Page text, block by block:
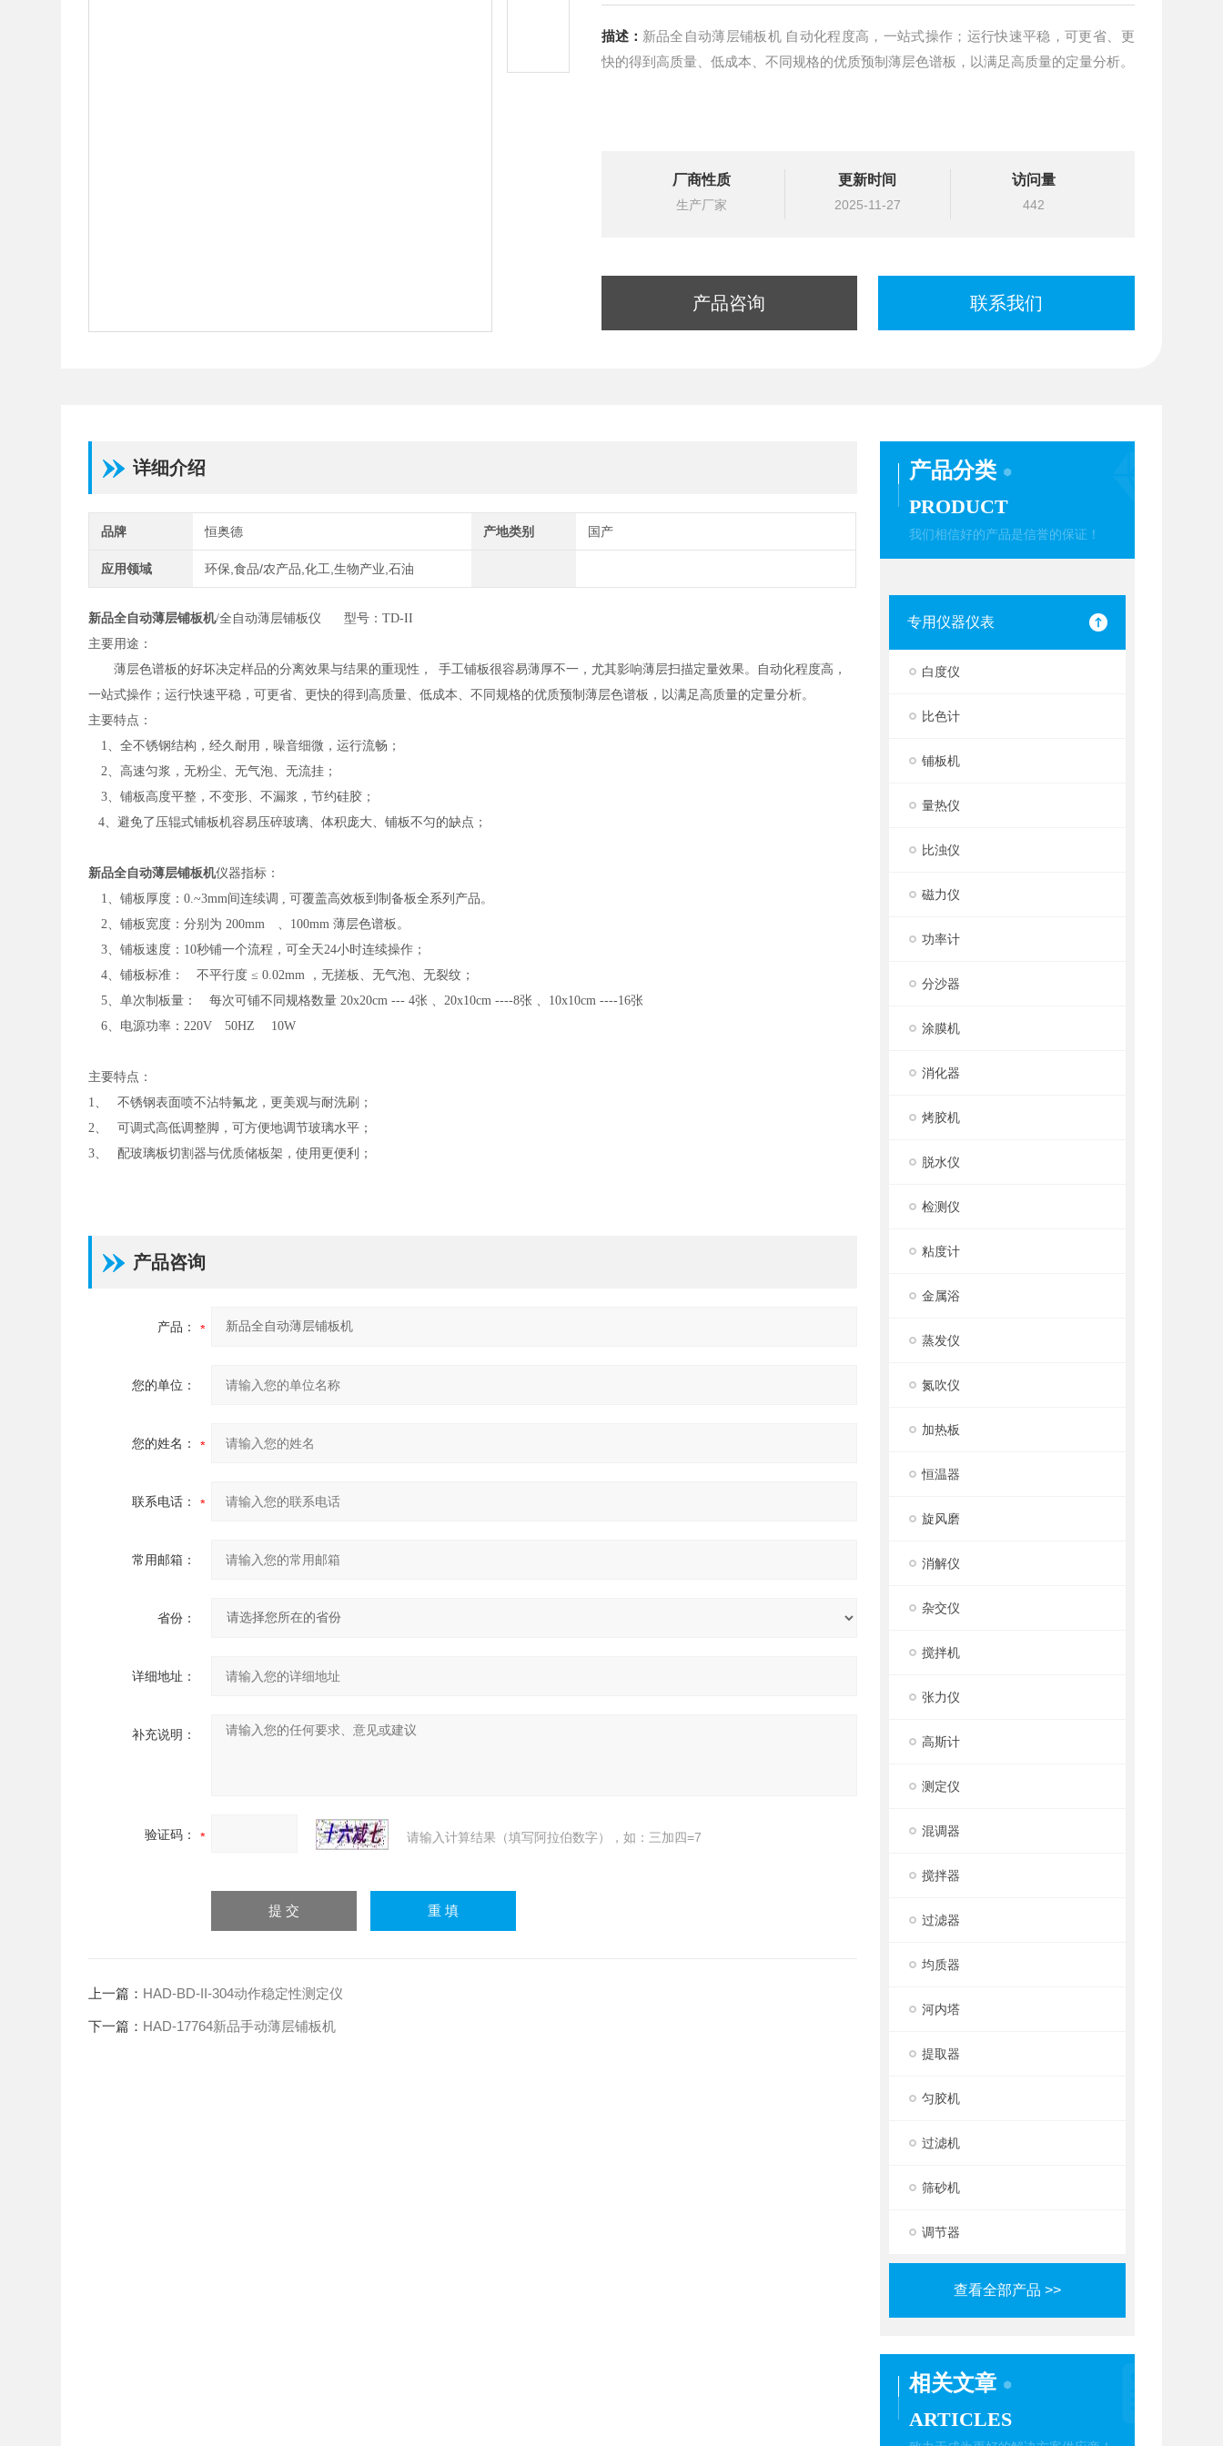
描述： 新品全自动薄层铺板机 自动化程度高，一站式操作；运行快速平稳，可更省、更
快的得到高质量、低成本、不同规格的优质预制薄层色谱板，以满足高质量的定量分析。
厂商性质
生产厂家
更新时间
2025-11-27
访问量
442
产品咨询 联系我们
产品分类
PRODUCT
我们相信好的产品是信誉的保证！
专用仪器仪表
白度仪
比色计
铺板机
量热仪
比浊仪
磁力仪
功率计
分沙器
涂膜机
消化器
烤胶机
脱水仪
检测仪
粘度计
金属浴
蒸发仪
氮吹仪
加热板
恒温器
旋风磨
消解仪
杂交仪
搅拌机
张力仪
高斯计
测定仪
混调器
搅拌器
过滤器
均质器
河内塔
提取器
匀胶机
过滤机
筛砂机
调节器
查看全部产品 >>
相关文章
ARTICLES
详细介绍
品牌 恒奥德 产地类别 国产
应用领域 环保,食品/农产品,化工,生物产业,石油
新品全自动薄层铺板机/全自动薄层铺板仪 型号：TD-II
主要用途：
薄层色谱板的好坏决定样品的分离效果与结果的重现性，
手工铺板很容易薄厚不一，尤其影响薄层扫描定量效果。自动化程度高，
一站式操作；运行快速平稳，可更省、更快的得到高质量、低成本、不同规格的优质预制薄层色谱板，以满足高质量的定量分析。
主要特点：
1、全不锈钢结构，经久耐用，噪音细微，运行流畅；
2、高速匀浆，无粉尘、无气泡、无流挂；
3、铺板高度平整，不变形、不漏浆，节约硅胶；
4、避免了压辊式铺板机容易压碎玻璃、体积庞大、铺板不匀的缺点；
新品全自动薄层铺板机仪器指标：
1、铺板厚度：0.~3mm间连续调 , 可覆盖高效板到制备板全系列产品。
2、铺板宽度：分别为 200mm 、100mm 薄层色谱板。
3、铺板速度：10秒铺一个流程，可全天24小时连续操作；
4、铺板标准： 不平行度 ≤ 0.02mm ，无搓板、无气泡、无裂纹；
5、单次制板量： 每次可铺不同规格数量 20x20cm --- 4张 、20x10cm ----8张 、10x10cm ----16张
6、电源功率：220V 50HZ 10W
主要特点：
1、 不锈钢表面喷不沾特氟龙，更美观与耐洗刷；
2、 可调式高低调整脚，可方便地调节玻璃水平；
3、 配玻璃板切割器与优质储板架，使用更便利；
产品咨询
产品：
您的单位：
您的姓名：
联系电话：
常用邮箱：
省份：
详细地址：
补充说明：
验证码： 请输入计算结果（填写阿拉伯数字），如：三加四=7
上一篇： HAD-BD-II-304动作稳定性测定仪
下一篇： HAD-17764新品手动薄层铺板机